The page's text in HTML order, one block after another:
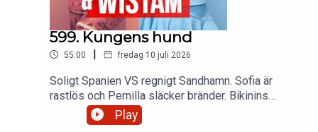
599. Kungens hund
55:00 | fredag 10 juli 2026
Soligt Spanien VS regnigt Sandhamn. Sofia är
rastlös och Pernilla släcker bränder. Bikinins
historia och insomningstabletter vid fel tillfälle.
Skulle Roxette funnits utan Pernilla? Och vi
Play